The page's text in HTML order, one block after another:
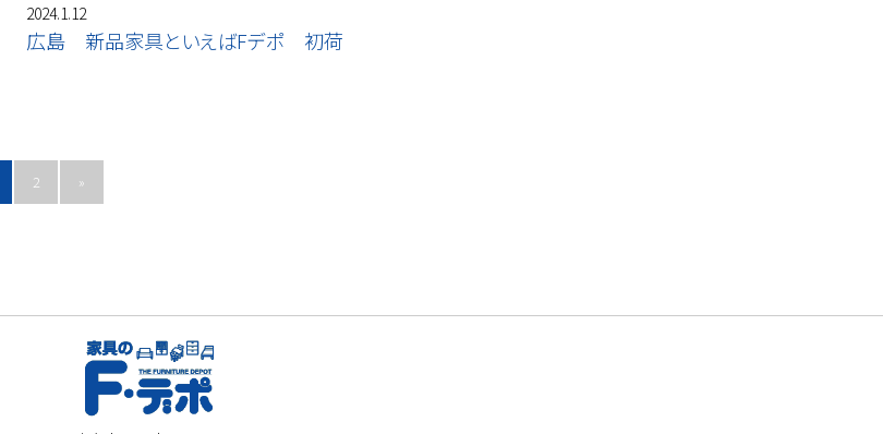
2024.1.12
広島 新品家具といえばFデポ 初荷
2 »